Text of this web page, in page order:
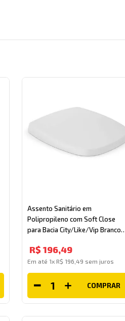
Assento Sanitário em
Polipropileno com Soft Close
para Bacia City/Like/Vip Branco
R$ 196,49
Em até 1xR$ 196 ,49 sem juros
COMPRAR